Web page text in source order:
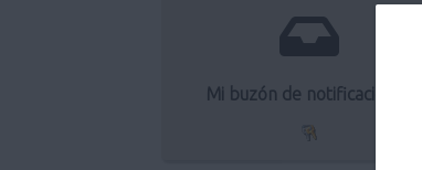
Mi buzón de notificaciones